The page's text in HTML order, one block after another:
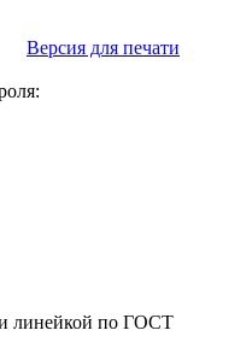
Версия для печати
и линейкой по ГОСТ